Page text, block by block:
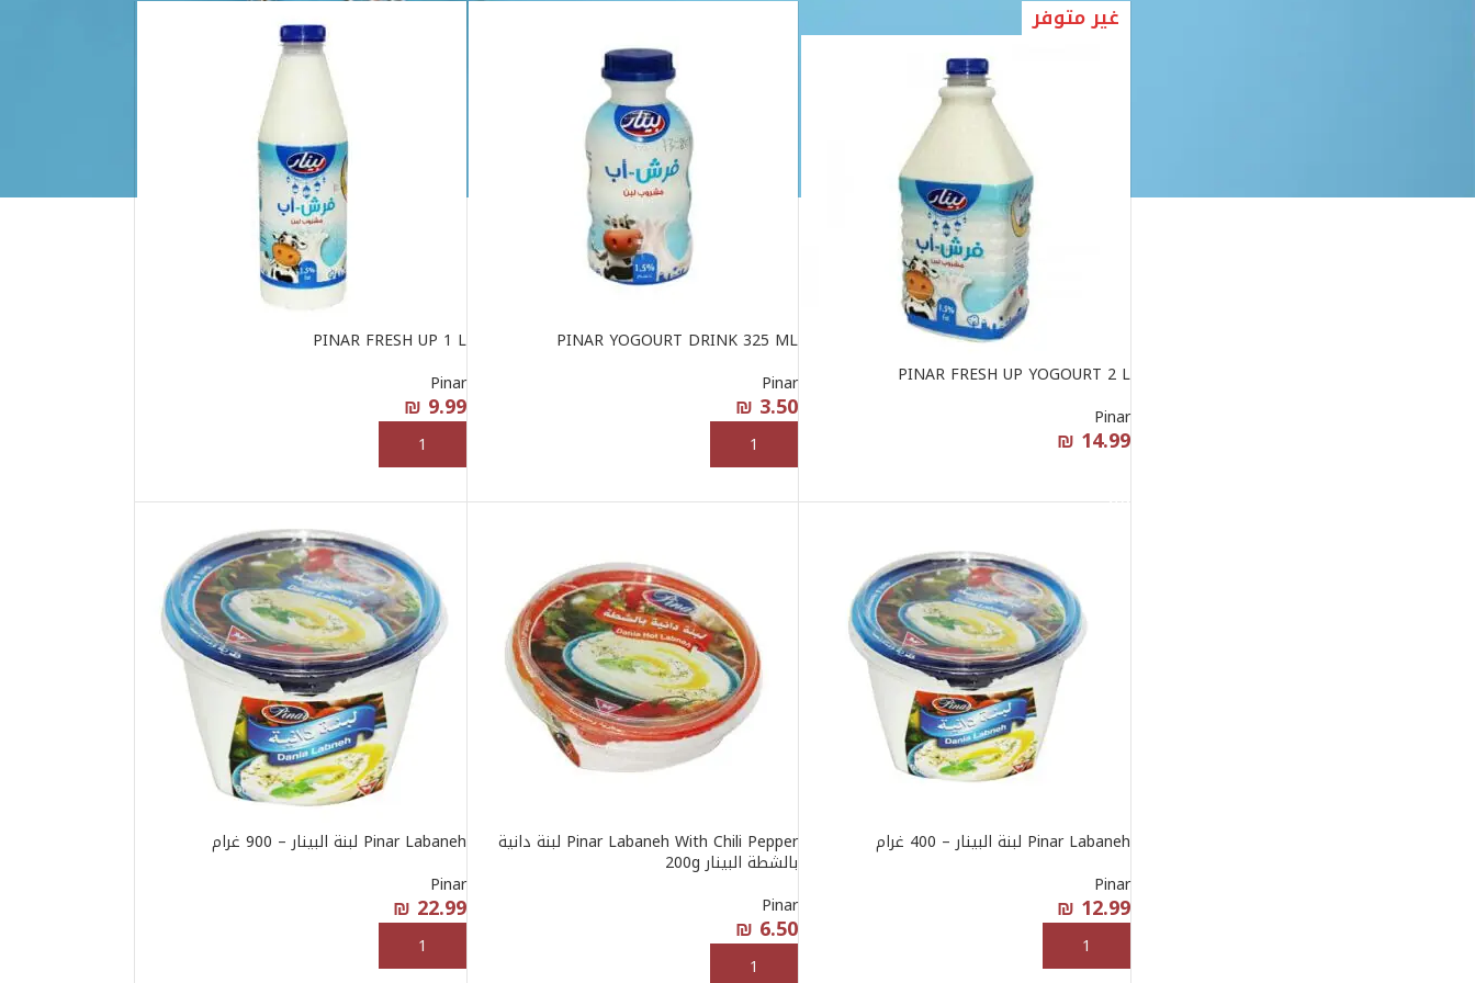
غير متوفر
PINAR FRESH UP YOGOURT 2 L
Pinar
₪ 14.99
PINAR YOGOURT DRINK 325 ML
Pinar
₪ 3.50
إضافة إلى السلة
PINAR FRESH UP 1 L
Pinar
₪ 9.99
إضافة إلى السلة
Pinar Labaneh لبنة البينار – 400 غرام
Pinar
₪ 12.99
إضافة إلى السلة
Pinar Labaneh With Chili Pepper لبنة دانية
بالشطة البينار 200g
Pinar
₪ 6.50
إضافة إلى السلة
Pinar Labaneh لبنة البينار – 900 غرام
Pinar
₪ 22.99
إضافة إلى السلة